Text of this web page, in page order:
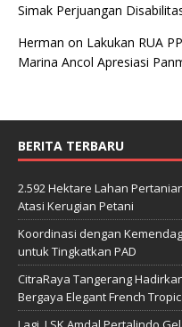
Simak Perjuangan
Herman on Lakukan RUA
Marina Ancol Apresiasi
BERITA TERBARU
2.592 Hektare Lahan
Atasi Kerugian Petani
Koordinasi dengan
untuk Tingkatkan PAD
CitraRaya Tangerang
Bergaya Elegant French